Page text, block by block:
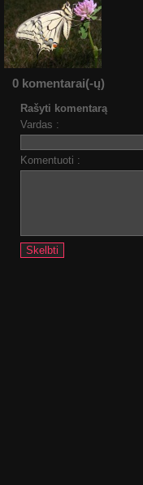
0 komentarai(-ų)
Rašyti komentarą
Vardas :
Komentuoti :